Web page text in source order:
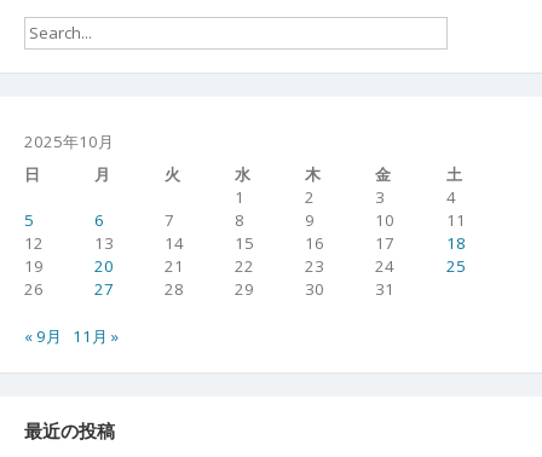
０
2025年10月
日
月 火 水 木 金
土
1
2 3
4
5
6 7 8 9 10
11
12
13 14 15 16 17
18
19
20 21 22 23 24
25
26
27 28 29 30 31
« 9月 11月 »
最近の投稿